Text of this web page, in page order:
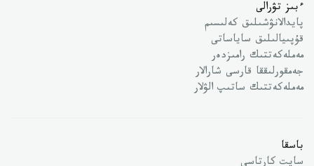
ءبىز تۋرالى
پايدالانۋشىلىق كەلىسىم
قۇپىيالىلىق ساياساتى
مەملەكەتتىك رامىزدەر
جەمقورلىققا قارسى شارالار
مەملەكەتتىك ساتىپ الۋلار
باسقا